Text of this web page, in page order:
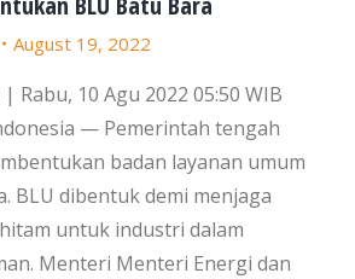
August 19, 2022
Rabu, 10 Agu 2022 05:50 WIB
— Pemerintah tengah
badan layanan umum
BLU dibentuk demi menjaga
untuk industri dalam
Menteri Menteri Energi dan